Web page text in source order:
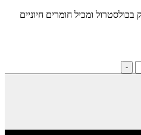
ומכיל חומרים חיוניים
-